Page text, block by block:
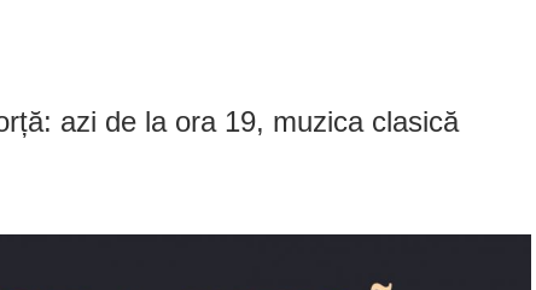
azi de la ora 19, muzica clasică